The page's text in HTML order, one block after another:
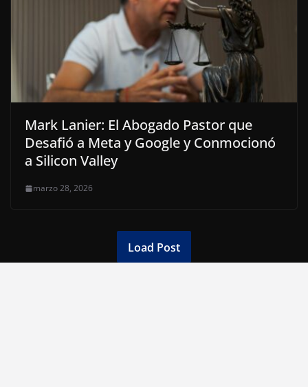
Mark Lanier: El Abogado Pastor que
Desafió a Meta y Google y Conmocionó
a Silicon Valley
marzo 28, 2026
Load Post